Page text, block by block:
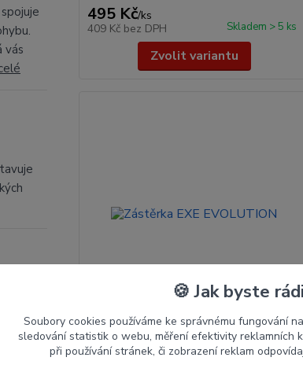
vás
který
495 Kč/ks
409 Kč bez DPH Skladem > 5 ks
Zvolit variantu
Zástěrka EXE EVOLUTION
🍪 Jak byste
Soubory cookies používáme ke správnému fungování
sledování statistik o webu, měření efektivity reklamních
při používání stránek, či zobrazení reklam